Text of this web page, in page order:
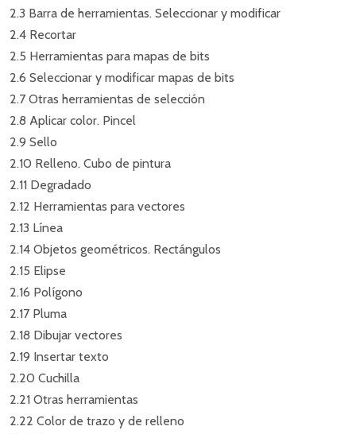
2.3 Barra de herramientas. Seleccionar y modificar
2.4 Recortar
2.5 Herramientas para mapas de bits
2.6 Seleccionar y modificar mapas de bits
2.7 Otras herramientas de selección
2.8 Aplicar color. Pincel
2.9 Sello
2.10 Relleno. Cubo de pintura
2.11 Degradado
2.12 Herramientas para vectores
2.13 Línea
2.14 Objetos geométricos. Rectángulos
2.15 Elipse
2.16 Polígono
2.17 Pluma
2.18 Dibujar vectores
2.19 Insertar texto
2.20 Cuchilla
2.21 Otras herramientas
2.22 Color de trazo y de relleno